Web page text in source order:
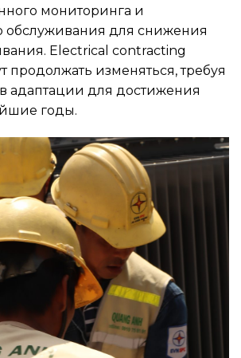
мониторинга и
обслуживания для снижения
Electrical contracting
продолжать изменяться, требуя
адаптации для достижения
годы.